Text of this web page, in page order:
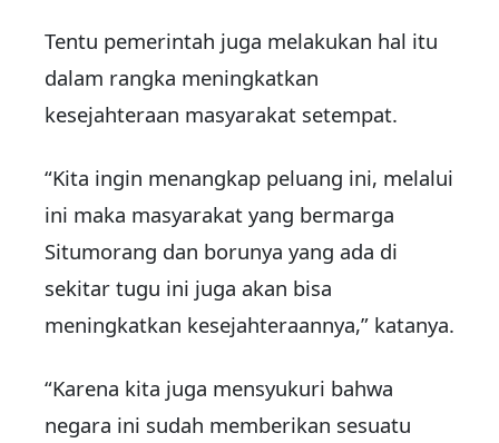
Tentu pemerintah juga melakukan hal itu
dalam rangka meningkatkan
kesejahteraan masyarakat setempat.
“Kita ingin menangkap peluang ini, melalui
ini maka masyarakat yang bermarga
Situmorang dan borunya yang ada di
sekitar tugu ini juga akan bisa
meningkatkan kesejahteraannya,” katanya.
“Karena kita juga mensyukuri bahwa
negara ini sudah memberikan sesuatu